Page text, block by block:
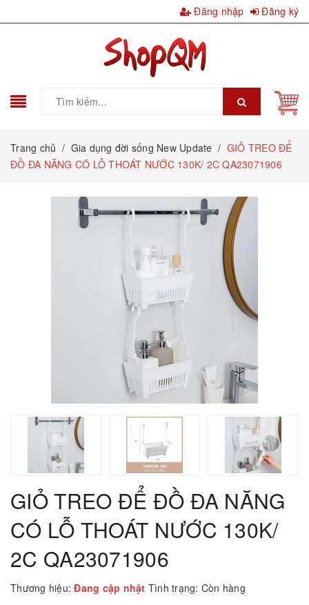
Đăng nhập Đăng ký
Trang chủ / Gia dụng đời sống New Update / GIỎ TREO ĐỂ
ĐỒ ĐA NĂNG CÓ LỖ THOÁT NƯỚC 130K/ 2C QA23071906
GIỎ TREO ĐỂ ĐỒ ĐA NĂNG
CÓ LỖ THOÁT NƯỚC 130K/
2C QA23071906
Thương hiệu: Đang cập nhật Tình trạng: Còn hàng